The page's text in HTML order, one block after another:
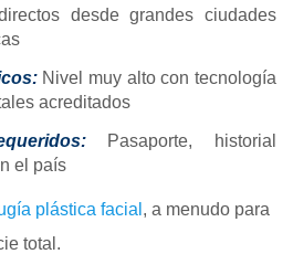
desde grandes ciudades
Nivel muy alto con tecnología
acreditados
Pasaporte, historial
el país
plástica facial , a menudo para
total.